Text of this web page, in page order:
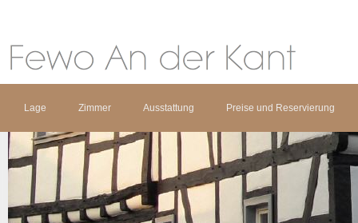
Lage Zimmer Ausstattung Preise und Reservierung